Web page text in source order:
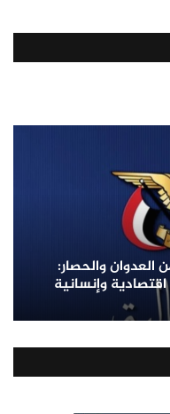
فاتورة 12 عاماً من العدوان والحصار:
وإنسانية